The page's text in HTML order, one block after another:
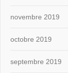
novembre 2019
octobre 2019
septembre 2019